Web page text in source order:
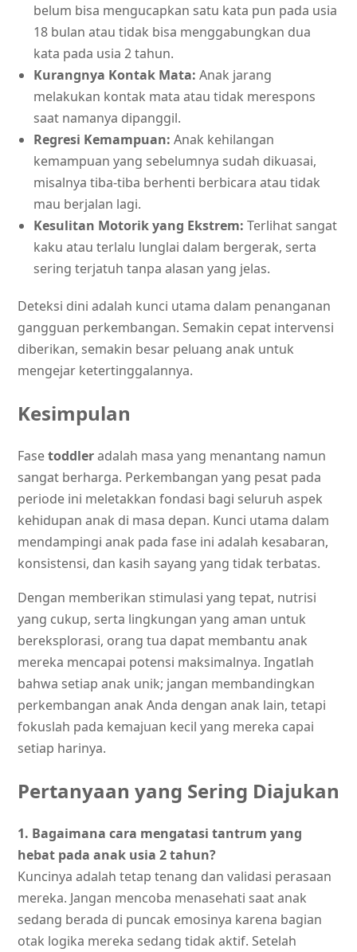
belum bisa mengucapkan satu kata pun pada usia
18 bulan atau tidak bisa menggabungkan dua
kata pada usia 2 tahun.
Kurangnya Kontak Mata: Anak jarang
melakukan kontak mata atau tidak merespons
saat namanya dipanggil.
Regresi Kemampuan: Anak kehilangan
kemampuan yang sebelumnya sudah dikuasai,
misalnya tiba-tiba berhenti berbicara atau tidak
mau berjalan lagi.
Kesulitan Motorik yang Ekstrem: Terlihat sangat
kaku atau terlalu lunglai dalam bergerak, serta
sering terjatuh tanpa alasan yang jelas.
Deteksi dini adalah kunci utama dalam penanganan
gangguan perkembangan. Semakin cepat intervensi
diberikan, semakin besar peluang anak untuk
mengejar ketertinggalannya.
Kesimpulan
Fasetoddleradalah masa yang menantang namun
sangat berharga. Perkembangan yang pesat pada
periode ini meletakkan fondasi bagi seluruh aspek
kehidupan anak di masa depan. Kunci utama dalam
mendampingi anak pada fase ini adalah kesabaran,
konsistensi, dan kasih sayang yang tidak terbatas.
Dengan memberikan stimulasi yang tepat, nutrisi
yang cukup, serta lingkungan yang aman untuk
bereksplorasi, orang tua dapat membantu anak
mereka mencapai potensi maksimalnya. Ingatlah
bahwa setiap anak unik; jangan membandingkan
perkembangan anak Anda dengan anak lain, tetapi
fokuslah pada kemajuan kecil yang mereka capai
setiap harinya.
Pertanyaan yang Sering Diajukan
1. Bagaimana cara mengatasi tantrum yang
hebat pada anak usia 2 tahun?
Kuncinya adalah tetap tenang dan validasi perasaan
mereka. Jangan mencoba menasehati saat anak
sedang berada di puncak emosinya karena bagian
otak logika mereka sedang tidak aktif. Setelah